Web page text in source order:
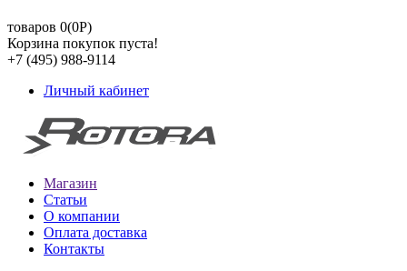
товаров 0(0Р)
Корзина покупок пуста!
+7 (495) 988-9114
Личный кабинет
Магазин
Статьи
О компании
Оплата доставка
Контакты